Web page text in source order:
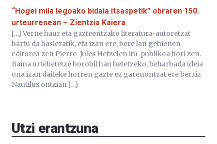
“Hogei mila legoako bidaia itsaspetik” obraren 150.
urteurrenean – Zientzia Kaiera
[…] Verne haur eta gazteentzako literatura-autoretzat
hartu da hasieratik, eta izan ere, bere lan gehienen
editorea zen Pierre-Jules Hetzelen itu-publikoa hori zen.
Baina urtebetetze borobil hau betetzeko, beharbada ideia
ona izan daiteke horren gazte ez garenontzat ere berriz
Nautilus ontzian […]
Utzi erantzuna